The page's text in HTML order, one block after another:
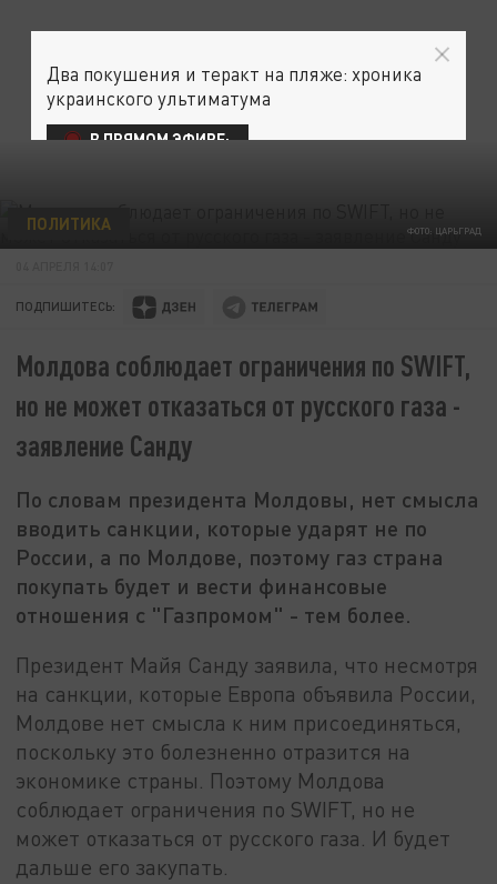
ФОТО: ЦАРЬГРАД
ПОЛИТИКА
ПОДПИШИТЕСЬ:
Молдова соблюдает ограничения по SWIFT,
но не может отказаться от русского газа -
заявление Санду
По словам президента Молдовы, нет смысла
вводить санкции, которые ударят не по
России, а по Молдове, поэтому газ страна
покупать будет и вести финансовые
отношения с "Газпромом" - тем более.
Президент Майя Санду заявила, что несмотря
на санкции, которые Европа объявила России,
Молдове нет смысла к ним присоединяться,
поскольку это болезненно отразится на
экономике страны. Поэтому Молдова
соблюдает ограничения по SWIFT, но не
может отказаться от русского газа. И будет
дальше его закупать.
Два покушения и теракт на пляже: хроника
украинского ультиматума
В ПРЯМОМ ЭФИРЕ: